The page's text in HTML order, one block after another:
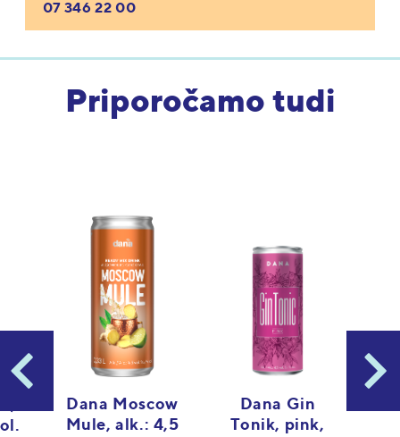
07 346 22 00
Priporočamo tudi
Dana Moscow
Mule, alk.: 4,5
Dana Gin
Tonik, pink,